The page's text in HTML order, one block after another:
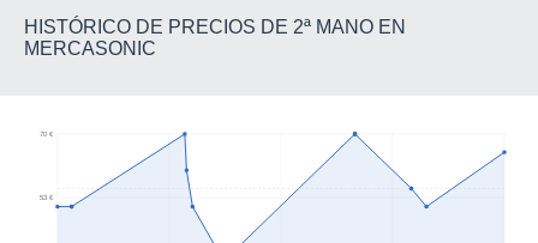
HISTÓRICO DE PRECIOS DE 2ª MANO EN
MERCASONIC
53 €
70 €